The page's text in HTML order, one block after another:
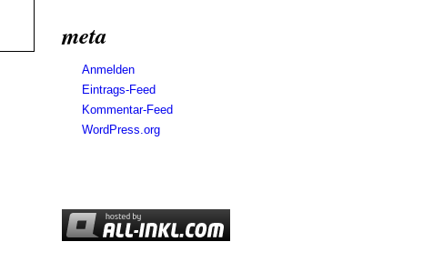
meta
Anmelden
Eintrags-Feed
Kommentar-Feed
WordPress.org